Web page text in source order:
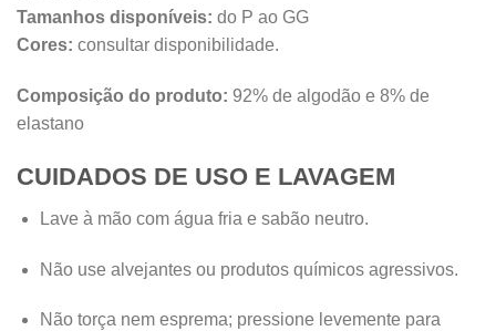
Tamanhos disponíveis: do P ao GG
Cores: consultar disponibilidade.
Composição do produto: 92% de algodão e 8% de
elastano
CUIDADOS DE USO E LAVAGEM
Lave à mão com água fria e sabão neutro.
Não use alvejantes ou produtos químicos agressivos.
Não torça nem esprema; pressione levemente para